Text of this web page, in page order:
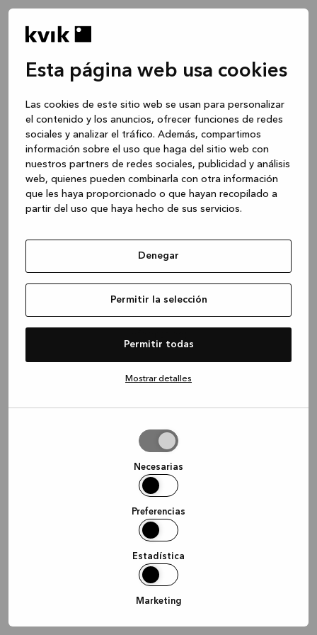
Esta página web usa cookies
Las cookies de este sitio web se usan para personalizar
el contenido y los anuncios, ofrecer funciones de redes
sociales y analizar el tráfico. Además, compartimos
información sobre el uso que haga del sitio web con
nuestros partners de redes sociales, publicidad y análisis
web, quienes pueden combinarla con otra información
que les haya proporcionado o que hayan recopilado a
partir del uso que haya hecho de sus servicios.
Denegar
Permitir la selección
Permitir todas
Mostrar detalles
Necesarias
Preferencias
Estadística
Marketing
Application error: a client-side exception has occurred
loadingwww.kvik.es (see the browser console for more